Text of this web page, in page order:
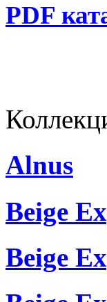
PDF
Alnus
Beige
Beige